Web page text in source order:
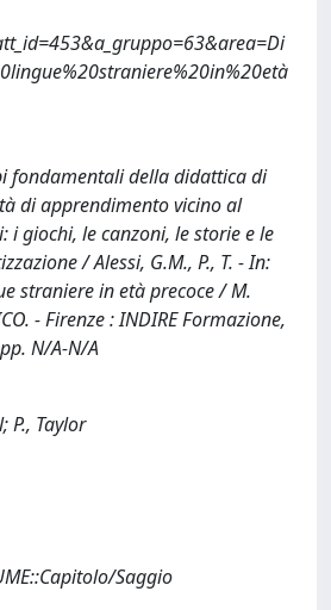
fondamentali della didattica di
di apprendimento vicino al
i giochi, le canzoni, le storie e le
/ Alessi, G.M., P., T. - In:
straniere in età precoce / M.
- Firenze : INDIRE Formazione,
N/A-N/A
P., Taylor
Saggio